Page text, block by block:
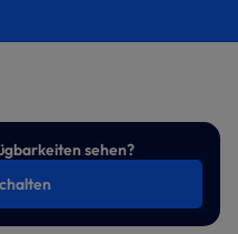
sehen?